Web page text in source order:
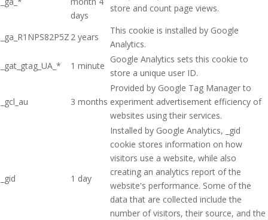
days
store and count page views.
_ga_R1NPS82P5Z 2 years
This cookie is installed by Google
Analytics.
_gat_gtag_UA_*
1 minute
Google Analytics sets this cookie to
store a unique user ID.
_gcl_au 3 months
Provided by Google Tag Manager to
experiment advertisement efficiency of
websites using their services.
_gid 1 day
Installed by Google Analytics, _gid
cookie stores information on how
visitors use a website, while also
creating an analytics report of the
website's performance. Some of the
data that are collected include the
number of visitors, their source, and the